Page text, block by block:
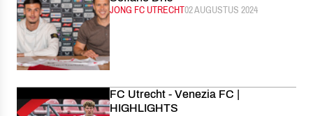
CATEGORIE:
JONG FC UTRECHTGEPUBLICEERD:
02 AUGUSTUS 2024
FC Utrecht - Venezia FC |
HIGHLIGHTS